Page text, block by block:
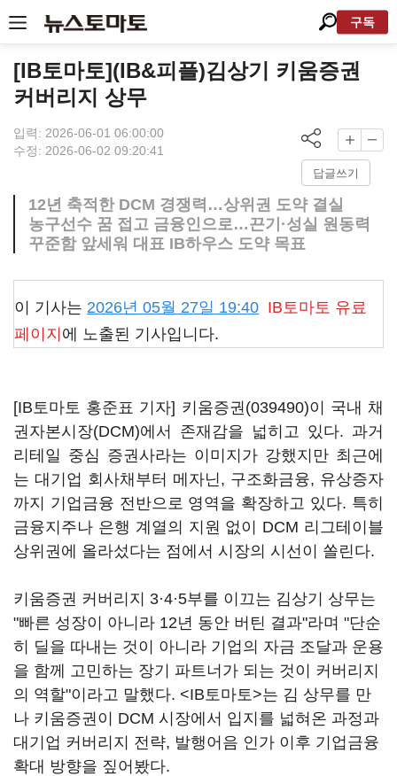
구독
[IB토마토](IB&피플)김상기 키움증권
커버리지 상무
입력: 2026-06-01 06:00:00
수정: 2026-06-02 09:20:41
답글쓰기
12년 축적한 DCM 경쟁력…상위권 도약 결실
농구선수 꿈 접고 금융인으로…끈기·성실 원동력
꾸준함 앞세워 대표 IB하우스 도약 목표
이 기사는 2026년 05월 27일 19:40 IB토마토 유료
페이지 에 노출된 기사입니다.
[IB토마토 홍준표 기자] 키움증권(039490)이 국내 채
권자본시장(DCM)에서 존재감을 넓히고 있다. 과거
리테일 중심 증권사라는 이미지가 강했지만 최근에
는 대기업 회사채부터 메자닌, 구조화금융, 유상증자
까지 기업금융 전반으로 영역을 확장하고 있다. 특히
금융지주나 은행 계열의 지원 없이 DCM 리그테이블
상위권에 올라섰다는 점에서 시장의 시선이 쏠린다.
키움증권 커버리지 3·4·5부를 이끄는 김상기 상무는
"빠른 성장이 아니라 12년 동안 버틴 결과"라며 "단순
히 딜을 따내는 것이 아니라 기업의 자금 조달과 운용
을 함께 고민하는 장기 파트너가 되는 것이 커버리지
의 역할"이라고 말했다. <IB토마토>는 김 상무를 만
나 키움증권이 DCM 시장에서 입지를 넓혀온 과정과
대기업 커버리지 전략, 발행어음 인가 이후 기업금융
확대 방향을 짚어봤다.